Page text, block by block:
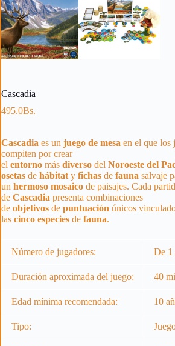
Cascadia
495.0Bs.
Cascadia es un juego de mesa en el que los
compiten por crear
el entorno más diverso del Noroeste del
osetas de hábitaty fichas de fauna salvaje
un hermoso mosaico de paisajes. Cada
de Cascadia presenta combinaciones
de objetivos de puntuación únicos
las cinco especies de fauna.
Número de jugadores: De 1
Duración aproximada del juego: 40
Edad mínima recomendada: 10
Tipo: